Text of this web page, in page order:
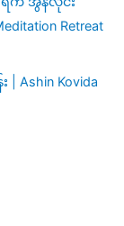
Retreat
Ashin Kovida